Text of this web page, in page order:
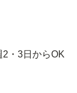
2・3日からOK